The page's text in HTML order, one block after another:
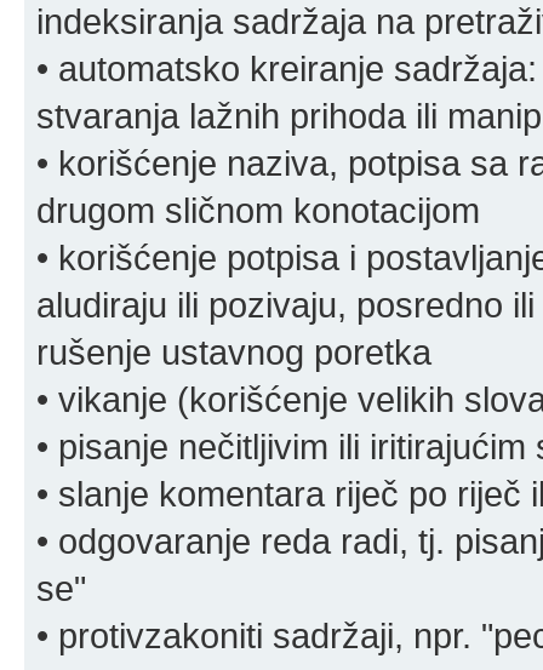
indeksiranja sadržaja na
• automatsko kreiranje
stvaranja lažnih prihoda ili
• korišćenje naziva, potpisa sa
drugom sličnom konotacijom
• korišćenje potpisa i
aludiraju ili pozivaju, posredno
rušenje ustavnog poretka
• vikanje (korišćenje velikih
• pisanje nečitljivim ili iritirajućim
• slanje komentara riječ po riječ
• odgovaranje reda radi, tj.
se"
• protivzakoniti sadržaji, npr.